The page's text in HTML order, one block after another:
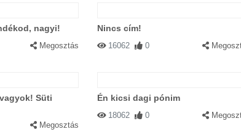
nagyi!
Megosztás
Nincs cím!
16062 0
Süti
Megosztás
Én kicsi dagi pónim
18062 0